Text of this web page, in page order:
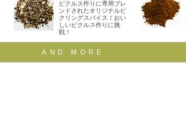
ピクルス作りに専用ブレ
ンドされたオリジナルピ
クリングスパイス！おい
しいピクルス作りに挑
戦！
AND MORE